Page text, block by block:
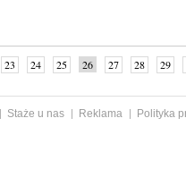
23 24 25 26 27 28 29
Staże u nas Reklama
Polityka